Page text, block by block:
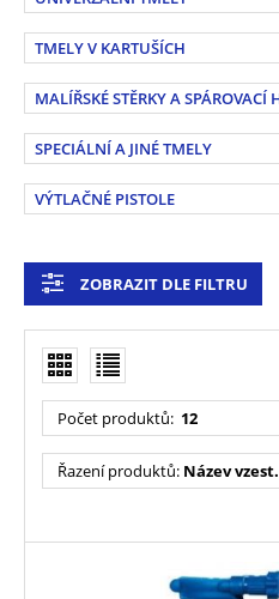
TMELY V KARTUŠÍCH
MALÍŘSKÉ STĚRKY A SPÁROVACÍ
SPECIÁLNÍ A JINÉ TMELY
VÝTLAČNÉ PISTOLE
ZOBRAZIT DLE FILTRU
Počet produktů: 12
Řazení produktů: Název vzest.